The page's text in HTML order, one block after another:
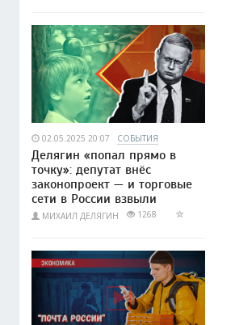
02.05.2025 20:07 СОБЫТИЯ
Делягин «попал прямо в
точку»: депутат внёс
законопроект — и торговые
сети в России взвыли
МИХАИЛ ДЕЛЯГИН 1268